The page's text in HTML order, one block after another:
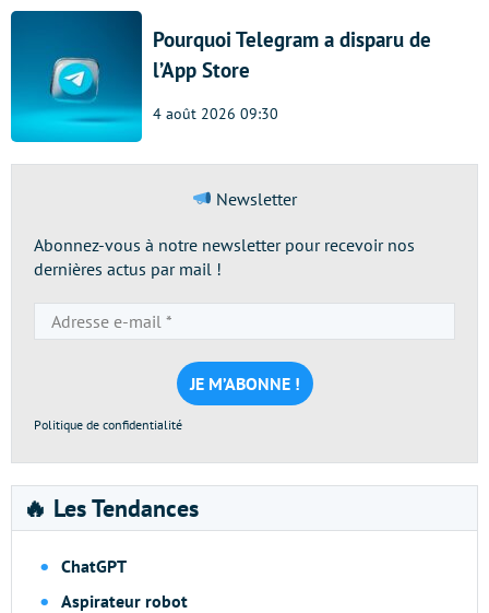
Pourquoi Telegram a disparu de
l’App Store
4 août 2026 09:30
Newsletter
Abonnez-vous à notre newsletter pour recevoir nos
dernières actus par mail !
e-
mail
*
Politique de confidentialité
🔥 Les Tendances
ChatGPT
Aspirateur robot